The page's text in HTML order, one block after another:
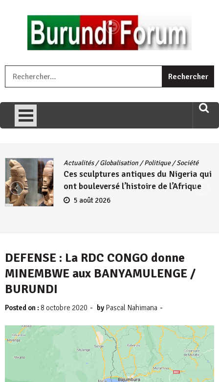
umariye umuryango wawe canke igihugu cakwibarutse .Wewe
uri ngaha ndagusigiye iki kibazo : Uriko ukora iki kugira ngo
Actualités/Globalisation /Politique/Société
Ces sculptures antiques du Nigeria qui
ont bouleversé l’histoire de l’Afrique
5 août 2026
DEFENSE : La RDC CONGO donne
MINEMBWE aux BANYAMULENGE /
BURUNDI
Posted on : 8 octobre 2020 - by Pascal Nahimana -